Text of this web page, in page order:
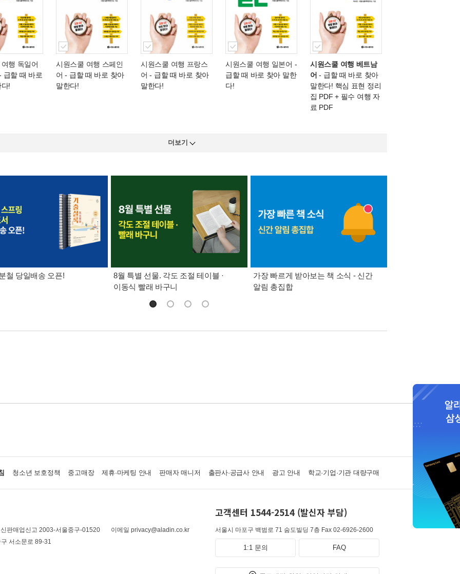
행 독일어
급할 때 바로
!
시원스쿨 여행 스페인
어 - 급할 때 바로 찾아
말한다!
시원스쿨 여행 프랑스
어 - 급할 때 바로 찾아
말한다!
시원스쿨 여행 일본어 -
급할 때 바로 찾아 말한
다!
시원스쿨 여행 베트남
어 - 급할 때 바로 찾아
말한다! 핵심 표현 정리
집 PDF + 필수 여행 자
료 PDF
더보기
철 당일배송 오픈!
8월 특별 선물. 각도 조절 테이블 ·
이동식 빨래 바구니
가장 빠르게 받아보는 책 소식 - 신간
알림 총집합
청소년 보호정책 중고매장 제휴·마케팅 안내 판매자 매니저 출판사·공급사 안내 광고 안내 학교·기업·기관 대량구매
판매업신고 2003-서울중구-01520
이메일 privacy@aladin.co.kr
서소문로 89-31
고객센터 1544-2514 (발신자 부담)
서울시 마포구 백범로 71 숨도빌딩 7층 Fax 02-6926-2600
1:1 문의 FAQ